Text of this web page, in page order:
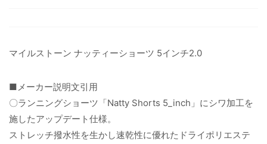
マイルストーン ナッティーショーツ 5インチ2.0
■メーカー説明文引用
〇ランニングショーツ「Natty Shorts 5_inch」にシワ加工を
施したアップデート仕様。
ストレッチ撥水性を生かし速乾性に優れたドライポリエステ